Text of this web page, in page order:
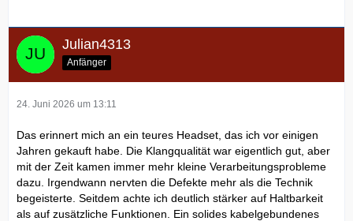
Julian4313
Anfänger
24. Juni 2026 um 13:11
Das erinnert mich an ein teures Headset, das ich vor einigen
Jahren gekauft habe. Die Klangqualität war eigentlich gut, aber
mit der Zeit kamen immer mehr kleine Verarbeitungsprobleme
dazu. Irgendwann nervten die Defekte mehr als die Technik
begeisterte. Seitdem achte ich deutlich stärker auf Haltbarkeit
als auf zusätzliche Funktionen. Ein solides kabelgebundenes